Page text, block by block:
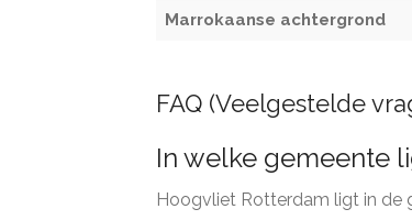
Marrokaanse achtergrond
FAQ (Veelgestelde
In welke gemeente
Hoogvliet Rotterdam ligt in de